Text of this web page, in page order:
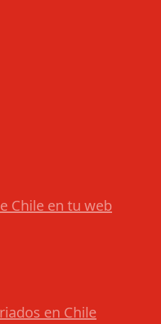
Chile en tu web
en Chile